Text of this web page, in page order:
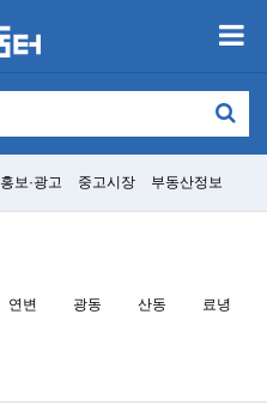
홍보·광고 중고시장 부동산정보
연변 광동 산동 료녕